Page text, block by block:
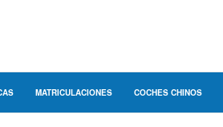
MATRICULACIONES COCHES CHINOS